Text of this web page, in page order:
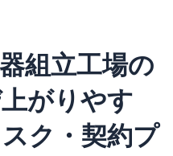
組立工場の
がりやす
ク・契約プ